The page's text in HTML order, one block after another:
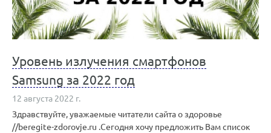
Уровень излучения смартфонов
Samsung за 2022 год
12 августа 2022 г.
Здравствуйте, уважаемые читатели сайта о здоровье
//beregite-zdorovje.ru .Сегодня хочу предложить Вам список